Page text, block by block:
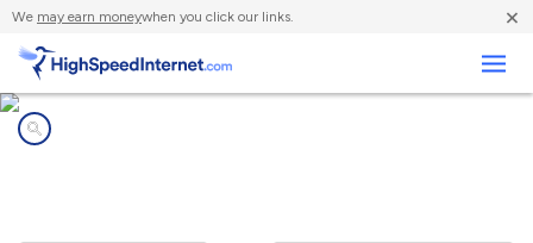
We may earn moneywhen you click our links. ×